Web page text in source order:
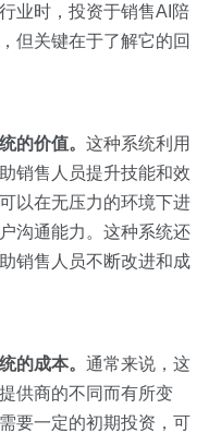
业时，投资于销售AI陪
但关键在于了解它的回
的价值。 这种系统利用
销售人员提升技能和效
以在无压力的环境下进
沟通能力。这种系统还
销售人员不断改进和成
的成本。 通常来说，这
供商的不同而有所变
要一定的初期投资，可